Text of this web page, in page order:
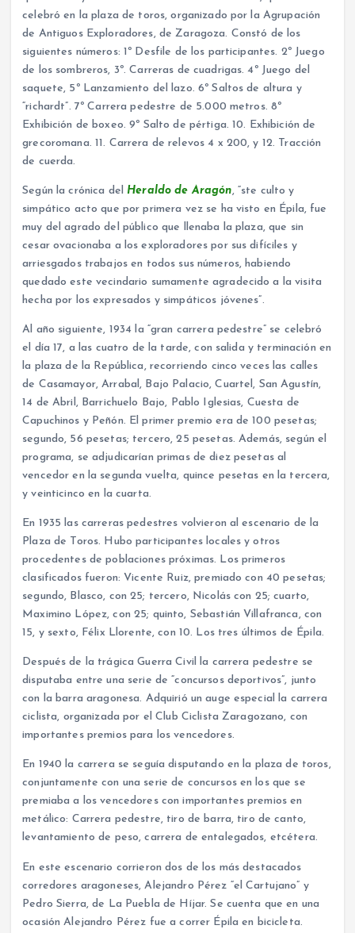
celebró en la plaza de toros, organizado por la Agrupación
de Antiguos Exploradores, de Zaragoza. Constó de los
siguientes números: 1º Desfile de los participantes. 2º Juego
de los sombreros, 3º. Carreras de cuadrigas. 4º Juego del
saquete, 5º Lanzamiento del lazo. 6º Saltos de altura y
“richardt”. 7º Carrera pedestre de 5.000 metros. 8º
Exhibición de boxeo. 9º Salto de pértiga. 10. Exhibición de
grecoromana. 11. Carrera de relevos 4 x 200, y 12. Tracción
de cuerda.
Según la crónica del Heraldo de Aragón, “ste culto y
simpático acto que por primera vez se ha visto en Épila, fue
muy del agrado del público que llenaba la plaza, que sin
cesar ovacionaba a los exploradores por sus difíciles y
arriesgados trabajos en todos sus números, habiendo
quedado este vecindario sumamente agradecido a la visita
hecha por los expresados y simpáticos jóvenes”.
Al año siguiente, 1934 la “gran carrera pedestre” se celebró
el día 17, a las cuatro de la tarde, con salida y terminación en
la plaza de la República, recorriendo cinco veces las calles
de Casamayor, Arrabal, Bajo Palacio, Cuartel, San Agustín,
14 de Abril, Barrichuelo Bajo, Pablo Iglesias, Cuesta de
Capuchinos y Peñón. El primer premio era de 100 pesetas;
segundo, 56 pesetas; tercero, 25 pesetas. Además, según el
programa, se adjudicarían primas de diez pesetas al
vencedor en la segunda vuelta, quince pesetas en la tercera,
y veinticinco en la cuarta.
En 1935 las carreras pedestres volvieron al escenario de la
Plaza de Toros. Hubo participantes locales y otros
procedentes de poblaciones próximas. Los primeros
clasificados fueron: Vicente Ruiz, premiado con 40 pesetas;
segundo, Blasco, con 25; tercero, Nicolás con 25; cuarto,
Maximino López, con 25; quinto, Sebastián Villafranca, con
15, y sexto, Félix Llorente, con 10. Los tres últimos de Épila.
Después de la trágica Guerra Civil la carrera pedestre se
disputaba entre una serie de “concursos deportivos”, junto
con la barra aragonesa. Adquirió un auge especial la carrera
ciclista, organizada por el Club Ciclista Zaragozano, con
importantes premios para los vencedores.
En 1940 la carrera se seguía disputando en la plaza de toros,
conjuntamente con una serie de concursos en los que se
premiaba a los vencedores con importantes premios en
metálico: Carrera pedestre, tiro de barra, tiro de canto,
levantamiento de peso, carrera de entalegados, etcétera.
En este escenario corrieron dos de los más destacados
corredores aragoneses, Alejandro Pérez “el Cartujano” y
Pedro Sierra, de La Puebla de Híjar. Se cuenta que en una
ocasión Alejandro Pérez fue a correr Épila en bicicleta.